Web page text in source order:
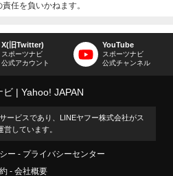
任を負いかねます。
X(旧Twitter)
スポーツナビ
公式アカウント
YouTube
スポーツナビ
公式チャンネル
ビ Yahoo! JAPAN
ービスであり、LINEヤフー株式会社がス
しています。
ー
プライバシーセンター
会社概要